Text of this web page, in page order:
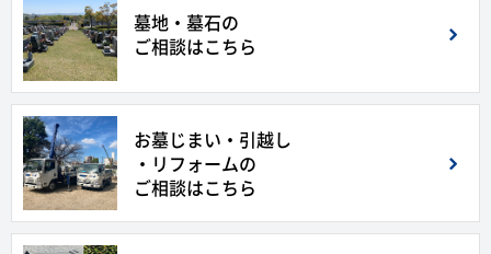
墓地・墓石の
ご相談はこちら
お墓じまい・引越し
・リフォームの
ご相談はこちら